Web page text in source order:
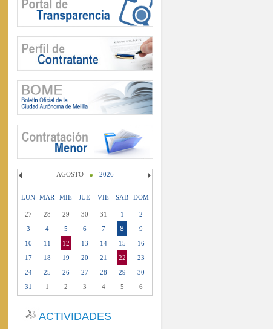
AGOSTO 2026
LUN MAR MIE JUE VIE SAB DOM
27 28 29 30 31 1
2
3
4 5 6 7 8
9
10
11 12 13 14 15
16
17
18 19 20 21 22
23
24
25 26 27 28 29
30
31
1 2 3 4 5 6
ACTIVIDADES